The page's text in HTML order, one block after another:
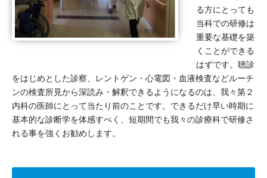
る方にとっても
当科での研修は
重要な基礎を築
くことができる
はずです。聴診
をはじめとした診察、レントゲン・心電図・血液検査などルーチ
ンの検査所見から深読み・解釈できるようになるのは、我々第２
内科の医師にとって当たり前のことです。できるだけ早い時期に
基本的な診断学を体感すべく、短期間でも我々の診療科で研修さ
れる事を強くお勧めします。